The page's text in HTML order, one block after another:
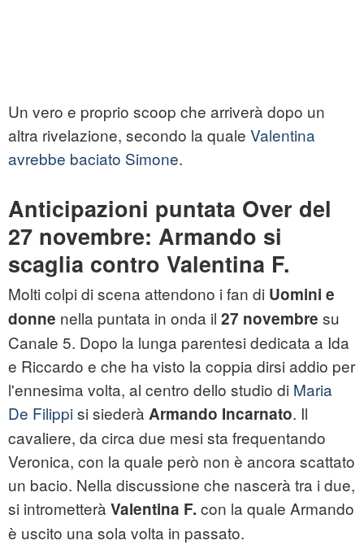
Un vero e proprio scoop che arriverà dopo un
altra rivelazione, secondo la quale Valentina
avrebbe baciato Simone.
Anticipazioni puntata Over del
27 novembre: Armando si
scaglia contro Valentina F.
Molti colpi di scena attendono i fan di Uomini e
donne nella puntata in onda il 27 novembre su
Canale 5. Dopo la lunga parentesi dedicata a Ida
e Riccardo e che ha visto la coppia dirsi addio per
l'ennesima volta, al centro dello studio di Maria
De Filippisi siederà Armando Incarnato. Il
cavaliere, da circa due mesi sta frequentando
Veronica, con la quale però non è ancora scattato
un bacio. Nella discussione che nascerà tra i due,
si intrometterà Valentina F. con la quale Armando
è uscito una sola volta in passato.